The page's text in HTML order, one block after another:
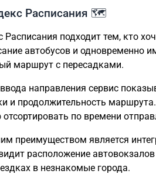
Расписания 🗺️
Расписания подходит тем, кто
автобусов и одновременно
маршрут с пересадками.
направления сервис
и продолжительность
по времени
преимуществом является
расположение
в незнакомые города.